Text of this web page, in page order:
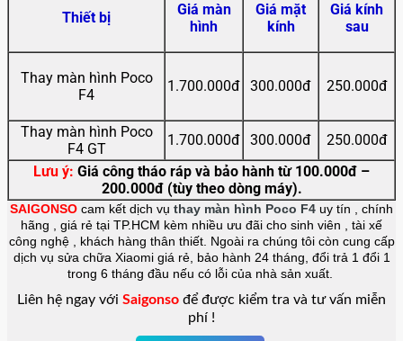
Thiết bị
Giá màn
hình
Giá mặt
kính
Giá kính
sau
Thay màn hình Poco
F4
1.700.000đ 300.000đ 250.000đ
Thay màn hình Poco
F4 GT
1.700.000đ 300.000đ
250.000đ
Lưu ý: Giá công tháo ráp và bảo hành từ 100.000đ –
200.000đ (tùy theo dòng máy).
SAIGONSO cam kết dịch vụ thay màn hình Poco F4 uy tín , chính
hãng , giá rẻ tại TP.HCM kèm nhiều ưu đãi cho sinh viên , tài xế
công nghệ , khách hàng thân thiết. Ngoài ra chúng tôi còn cung cấp
dịch vụ sửa chữa Xiaomi giá rẻ, bảo hành 24 tháng, đổi trả 1 đổi 1
trong 6 tháng đầu nếu có lỗi của nhà sản xuất.
Liên hệ ngay với Saigonso để được kiểm tra và tư vấn miễn
phí !